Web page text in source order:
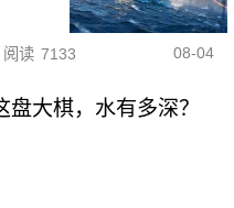
阅读 7133 08-04
大棋，水有多深？